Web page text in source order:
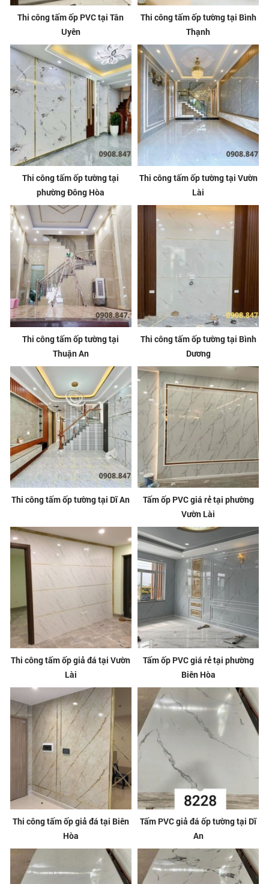
Thi công tấm ốp PVC tại Tân
Uyên
Thi công tấm ốp tường tại Bình
Thạnh
Thi công tấm ốp tường tại
phường Đông Hòa
Thi công tấm ốp tường tại Vườn
Lài
Thi công tấm ốp tường tại
Thuận An
Thi công tấm ốp tường tại Bình
Dương
Thi công tấm ốp tường tại Dĩ An
Tấm ốp PVC giá rẻ tại phường
Vườn Lài
Thi công tấm ốp giả đá tại Vườn
Lài
Tấm ốp PVC giá rẻ tại phường
Biên Hòa
Thi công tấm ốp giả đá tại Biên
Hòa
Tấm PVC giả đá ốp tường tại Dĩ
An